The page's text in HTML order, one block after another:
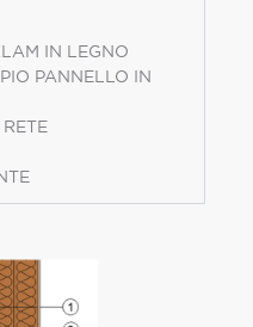
IN LEGNO
PANNELLO IN